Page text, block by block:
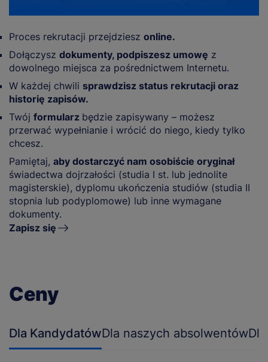
Proces rekrutacji przejdziesz online.
Dołączysz dokumenty, podpiszesz umowę z
dowolnego miejsca za pośrednictwem Internetu.
W każdej chwili sprawdzisz status rekrutacji oraz
historię zapisów.
Twój formularz będzie zapisywany – możesz
przerwać wypełnianie i wrócić do niego, kiedy tylko
chcesz.
Pamiętaj, aby dostarczyć nam osobiście oryginał
świadectwa dojrzałości (studia I st. lub jednolite
magisterskie), dyplomu ukończenia studiów (studia II
stopnia lub podyplomowe) lub inne wymagane
dokumenty.
Zapisz się
Ceny
Dla KandydatówDla naszych absolwentów